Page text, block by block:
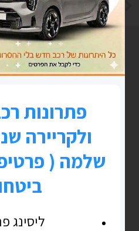
הגיג או שניים – לקראת יום ההולדת – אפריל 2020
פוסטים נוספים
נע"ת > אזרחות